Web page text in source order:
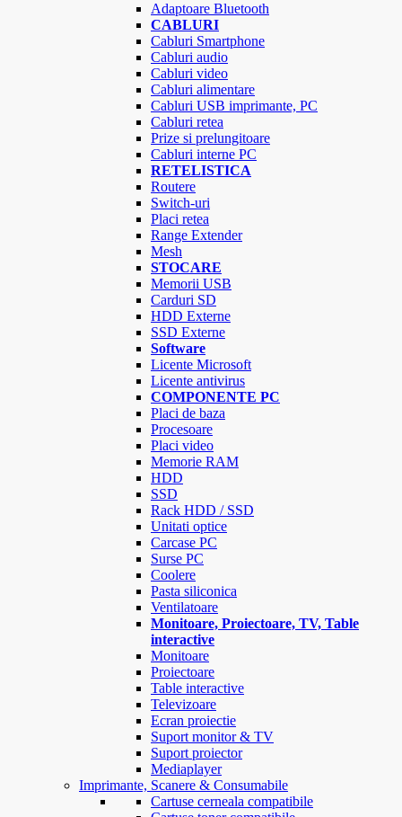
Adaptoare Bluetooth
CABLURI
Cabluri Smartphone
Cabluri audio
Cabluri video
Cabluri alimentare
Cabluri USB imprimante, PC
Cabluri retea
Prize si prelungitoare
Cabluri interne PC
RETELISTICA
Routere
Switch-uri
Placi retea
Range Extender
Mesh
STOCARE
Memorii USB
Carduri SD
HDD Externe
SSD Externe
Software
Licente Microsoft
Licente antivirus
COMPONENTE PC
Placi de baza
Procesoare
Placi video
Memorie RAM
HDD
SSD
Rack HDD / SSD
Unitati optice
Carcase PC
Surse PC
Coolere
Pasta siliconica
Ventilatoare
Monitoare, Proiectoare, TV, Table
interactive
Monitoare
Proiectoare
Table interactive
Televizoare
Ecran proiectie
Suport monitor & TV
Suport proiector
Mediaplayer
Imprimante, Scanere & Consumabile
Cartuse cerneala compatibile